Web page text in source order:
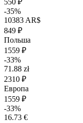
550 ₽
-35%
10383 AR$
849 ₽
Польша
1559 ₽
-33%
71.88 zł
2310 ₽
Европа
1559 ₽
-33%
16.73 €